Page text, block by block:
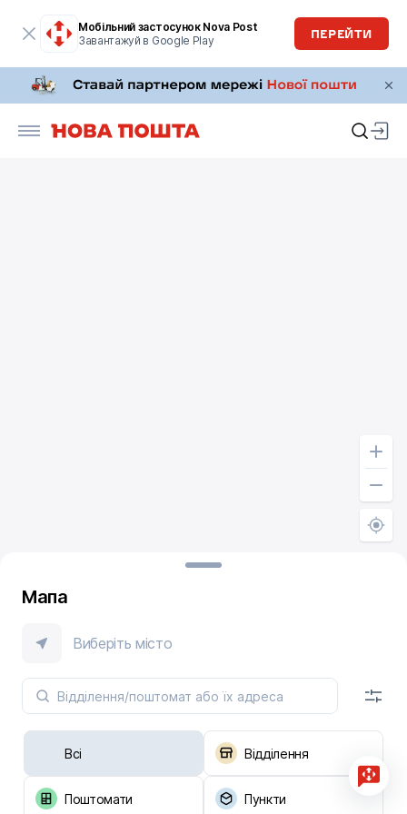
Мобільний застосунок Nova Post
Завантажуй в Google Play
ПЕРЕЙТИ
Мапа
Виберіть місто
Всі Відділення
Поштомати Пункти